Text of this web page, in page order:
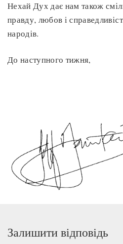
Нехай Дух дає нам також
правду, любов і
народів.
До наступного тижня,
Залишити відповідь